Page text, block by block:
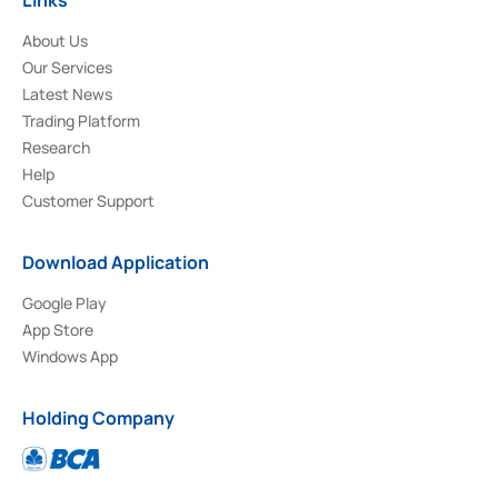
About Us
Our Services
Latest News
Trading Platform
Research
Help
Customer Support
Download Application
Google Play
App Store
Windows App
Holding Company